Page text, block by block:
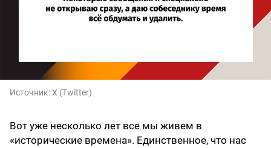
Источник:X (Twitter)
Вот уже несколько лет все мы живем в
«исторические времена». Единственное, что нас